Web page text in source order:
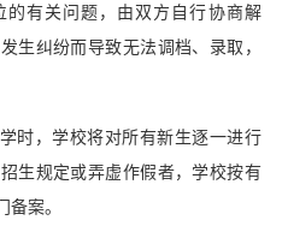
有关问题，由双方自行协商解
生纠纷而导致无法调档、录取，
时，学校将对所有新生逐一进行
生规定或弄虚作假者，学校按有
案。